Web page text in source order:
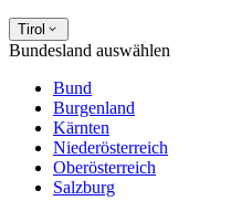
Tirol
Bundesland auswählen
Bund
Burgenland
Kärnten
Niederösterreich
Oberösterreich
Salzburg